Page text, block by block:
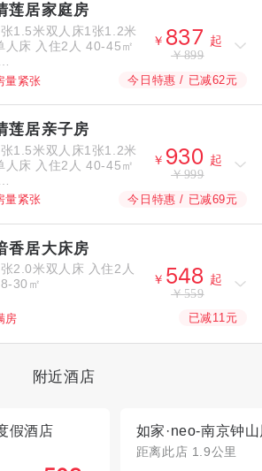
莲居家庭房
1.5米双人床1张1.2米
人床 入住2人 40-45㎡ ￥  
起
￥899
量紧张 今日特惠 / 已减62元
莲居亲子房
1.5米双人床1张1.2米
人床 入住2人 40-45㎡ ￥ 
起
￥999
量紧张 今日特惠 / 已减69元
香居大床房
2.0米双人床 入住2人
30㎡
￥ 
起
￥559
房 已减11元
附近酒店
假酒店
距离此店 1.9公里